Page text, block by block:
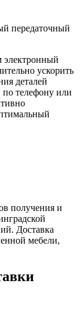
передаточный
ускорить
деталей
телефону или
получения и
Доставка
мебели,